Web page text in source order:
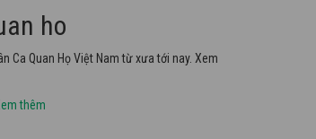
hát Chầu Văn hay nhất ở Việt Nam. Không
thêm